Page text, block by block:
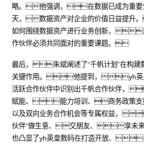
略。他强调，在数据已成为重要
天，数据资产对企业的价值日益提
如何围绕数据资产进行业务创新，
作伙伴必须共同面对的重要课题。
最后，朱斌阐述了“千帆计划”在构建
关键作用。他提到，yh英
活跃合作伙伴中识别出千帆合作伙伴，
赋能、能力培训、商务政策
以及双向业务合作机会等专属权益，
伙伴“做生意、交朋友、享未
也凸显了yh英皇数码在打造开放、